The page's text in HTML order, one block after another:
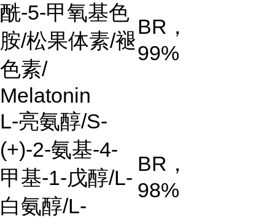
酰-5-甲氧基色
胺/松果体素/褪
色素/
Melatonin
BR ，
99%
L-亮氨醇/S-
(+)-2-氨基-4-
甲基-1-戊醇/L-
白氨醇/L-
BR ，
98%